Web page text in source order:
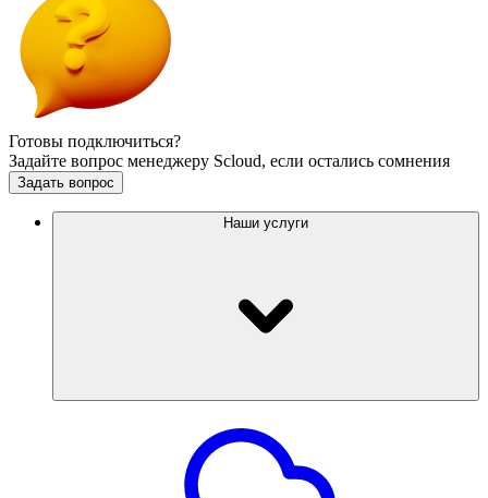
Готовы подключиться?
Задайте вопрос менеджеру Scloud, если остались сомнения
Задать вопрос
Наши услуги